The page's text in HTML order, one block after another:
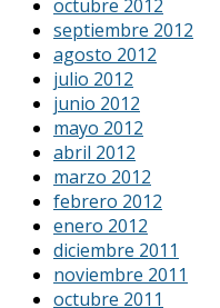
octubre 2012
septiembre 2012
agosto 2012
julio 2012
junio 2012
mayo 2012
abril 2012
marzo 2012
febrero 2012
enero 2012
diciembre 2011
noviembre 2011
octubre 2011